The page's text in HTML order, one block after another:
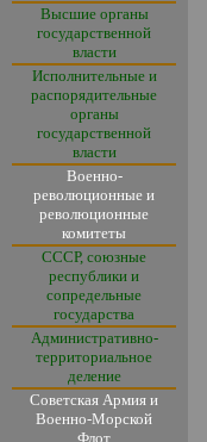
Высшие органы
государственной
власти
Исполнительные и
распорядительные
органы
государственной
власти
Военно-
революционные и
революционные
комитеты
СССР, союзные
республики и
сопредельные
государства
Административно-
территориальное
деление
Советская Армия и
Военно-Морской
Флот